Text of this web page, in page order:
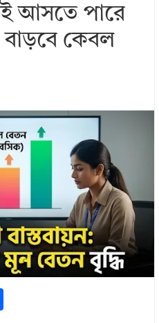
আসতে পারে
কেবল